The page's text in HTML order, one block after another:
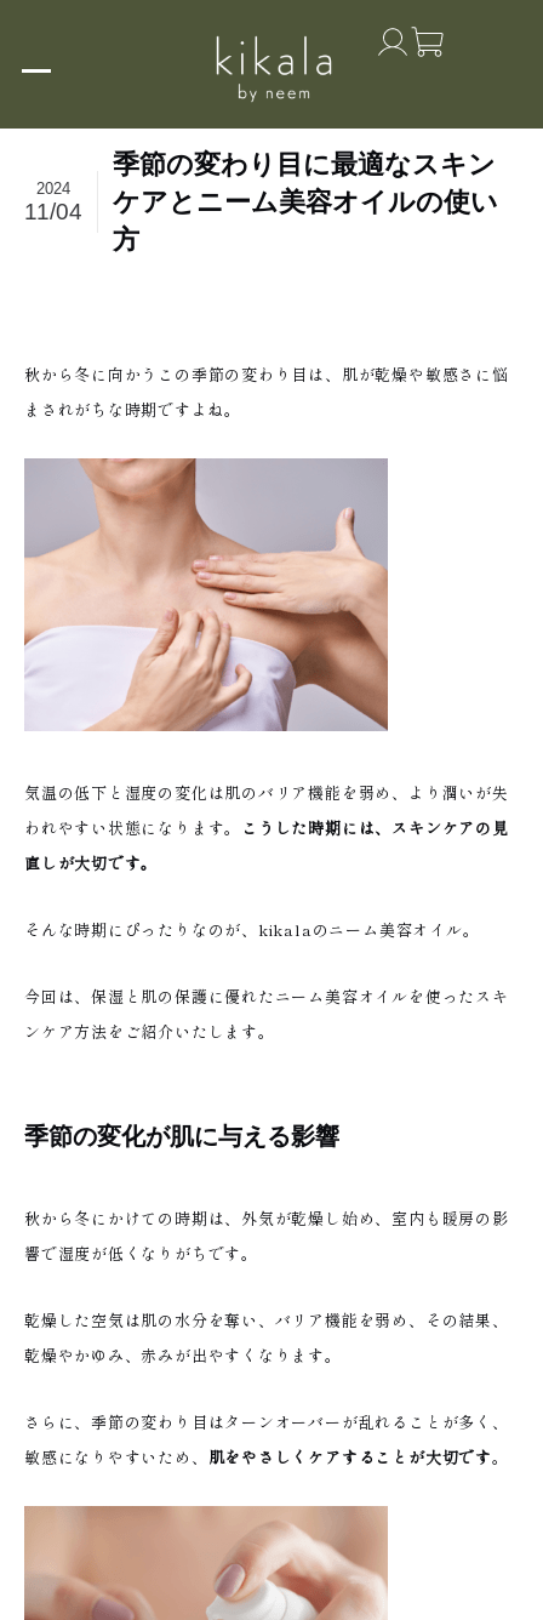
季節の変わり目に最適なスキン
ケアとニーム美容オイルの使い
方
2024
11/04
秋から冬に向かうこの季節の変わり目は、肌が乾燥や敏感さに悩
まされがちな時期ですよね。
気温の低下と湿度の変化は肌のバリア機能を弱め、より潤いが失
われやすい状態になります。
こうした時期には、スキンケアの見
直しが大切です。
そんな時期にぴったりなのが、kikalaのニーム美容オイル。
今回は、保湿と肌の保護に優れたニーム美容オイルを使ったスキ
ンケア方法をご紹介いたします。
季節の変化が肌に与える影響
秋から冬にかけての時期は、外気が乾燥し始め、室内も暖房の影
響で湿度が低くなりがちです。
乾燥した空気は肌の水分を奪い、バリア機能を弱め、その結果、
乾燥やかゆみ、赤みが出やすくなります。
さらに、季節の変わり目はターンオーバーが乱れることが多く、
敏感になりやすいため、 肌をやさしくケアすることが大切です。